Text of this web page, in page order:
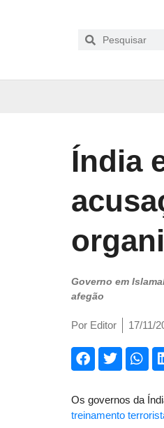
Índia
Governo em
afegão
Por Editor 17/11/
Os governos da
treinamento